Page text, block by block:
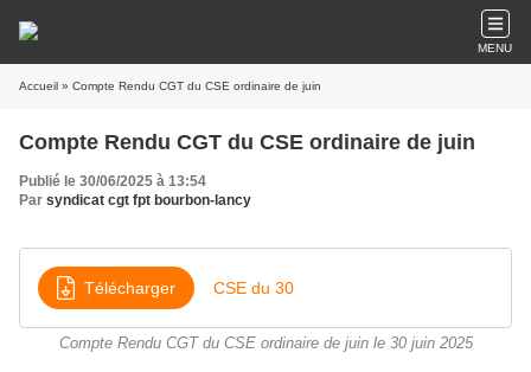
MENU
Accueil » Compte Rendu CGT du CSE ordinaire de juin
Compte Rendu CGT du CSE ordinaire de juin
Publié le 30/06/2025 à 13:54
Par syndicat cgt fpt bourbon-lancy
Télécharger CSE du 30
Compte Rendu CGT du CSE ordinaire de juin le 30 juin 2025